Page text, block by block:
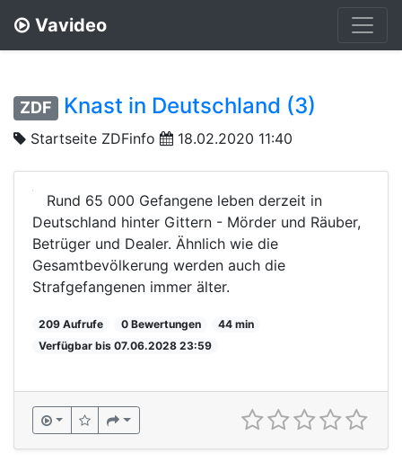
Vavideo
ZDF Knast in Deutschland (3)
Startseite ZDFinfo 18.02.2020 11:40
Rund 65 000 Gefangene leben derzeit in
Deutschland hinter Gittern - Mörder und Räuber,
Betrüger und Dealer. Ähnlich wie die
Gesamtbevölkerung werden auch die
Strafgefangenen immer älter.
209 Aufrufe 0 Bewertungen
44 min
Verfügbar bis 07.06.2028 23:59